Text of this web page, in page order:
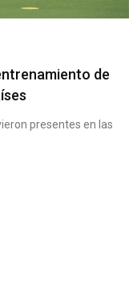
de
presentes en las